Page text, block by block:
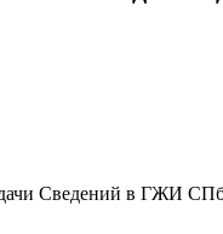
Сведений в ГЖИ